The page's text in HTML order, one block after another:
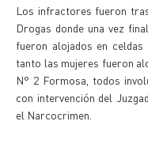
Los infractores fueron
Drogas donde una vez
fueron alojados en celdas
tanto las mujeres fueron
N° 2 Formosa, todos
con intervención del
el Narcocrimen.